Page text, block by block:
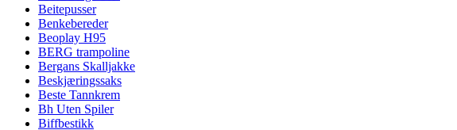
Beitepusser
Benkebereder
Beoplay H95
BERG trampoline
Bergans Skalljakke
Beskjæringssaks
Beste Tannkrem
Bh Uten Spiler
Biffbestikk